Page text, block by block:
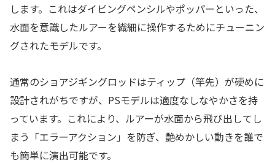
します。これはダイビングペンシルやポッパーといった、
水面を意識したルアーを繊細に操作するためにチューニン
グされたモデルです。
通常のショアジギングロッドはティップ（竿先）が硬めに
設計されがちですが、PSモデルは適度なしなやかさを持
っています。これにより、ルアーが水面から飛び出してし
まう「エラーアクション」を防ぎ、艶めかしい動きを誰で
も簡単に演出可能です。